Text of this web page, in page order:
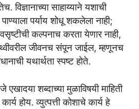
विज्ञानाच्या साहाय्याने यशाची
पर्याय शोधू शकलेला नाही;
कल्पनाच करता येणार नाही,
जीवनच संपून जाईल, म्हणूनच
यथार्थता स्पष्ट होते.
एखादया शब्दाच्या मुळाविषयी माहिती
होय. व्युत्पत्ती कोशाचे कार्य हे